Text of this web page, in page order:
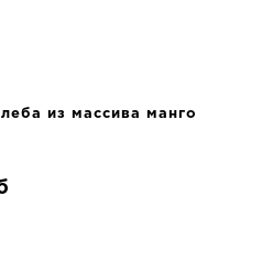
из массива манго